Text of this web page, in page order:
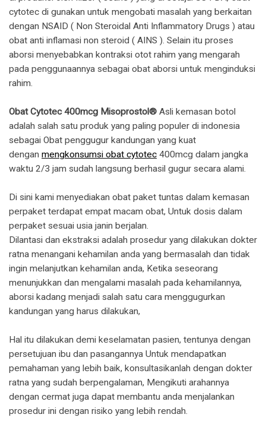
cytotec di gunakan untuk mengobati masalah yang berkaitan
dengan NSAID ( Non Steroidal Anti Inflammatory Drugs ) atau
obat anti inflamasi non steroid ( AINS ). Selain itu proses
aborsi menyebabkan kontraksi otot rahim yang mengarah
pada penggunaannya sebagai obat aborsi untuk menginduksi
rahim.
Obat Cytotec 400mcg Misoprostol® Asli kemasan botol
adalah salah satu produk yang paling populer di indonesia
sebagai Obat penggugur kandungan yang kuat
dengan mengkonsumsi obat cytotec 400mcg dalam jangka
waktu 2/3 jam sudah langsung berhasil gugur secara alami.
Di sini kami menyediakan obat paket tuntas dalam kemasan
perpaket terdapat empat macam obat, Untuk dosis dalam
perpaket sesuai usia janin berjalan.
Dilantasi dan ekstraksi adalah prosedur yang dilakukan dokter
ratna menangani kehamilan anda yang bermasalah dan tidak
ingin melanjutkan kehamilan anda, Ketika seseorang
menunjukkan dan mengalami masalah pada kehamilannya,
aborsi kadang menjadi salah satu cara menggugurkan
kandungan yang harus dilakukan,
Hal itu dilakukan demi keselamatan pasien, tentunya dengan
persetujuan ibu dan pasangannya Untuk mendapatkan
pemahaman yang lebih baik, konsultasikanlah dengan dokter
ratna yang sudah berpengalaman, Mengikuti arahannya
dengan cermat juga dapat membantu anda menjalankan
prosedur ini dengan risiko yang lebih rendah.